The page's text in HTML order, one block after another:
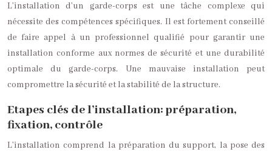
L’installation d’un garde-corps est une tâche complexe qui
nécessite des compétences spécifiques. Il est fortement conseillé
de faire appel à un professionnel qualifié pour garantir une
installation conforme aux normes de sécurité et une durabilité
optimale du garde-corps. Une mauvaise installation peut
compromettre la sécurité et la stabilité de la structure.
Etapes clés de l’installation: préparation,
fixation, contrôle
L’installation comprend la préparation du support, la pose des